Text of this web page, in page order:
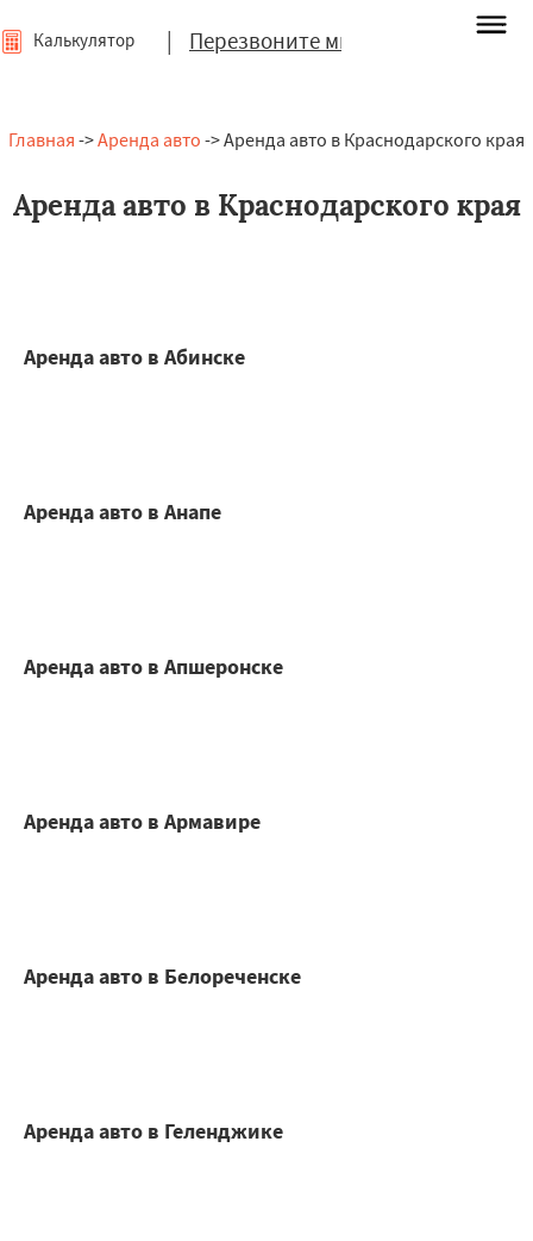
| Перезвоните мне
Калькулятор
Главная ->Аренда авто -> Аренда авто в Краснодарского края
Аренда авто в Краснодарского края
Аренда авто в Абинске
Аренда авто в Анапе
Аренда авто в Апшеронске
Аренда авто в Армавире
Аренда авто в Белореченске
Аренда авто в Геленджике